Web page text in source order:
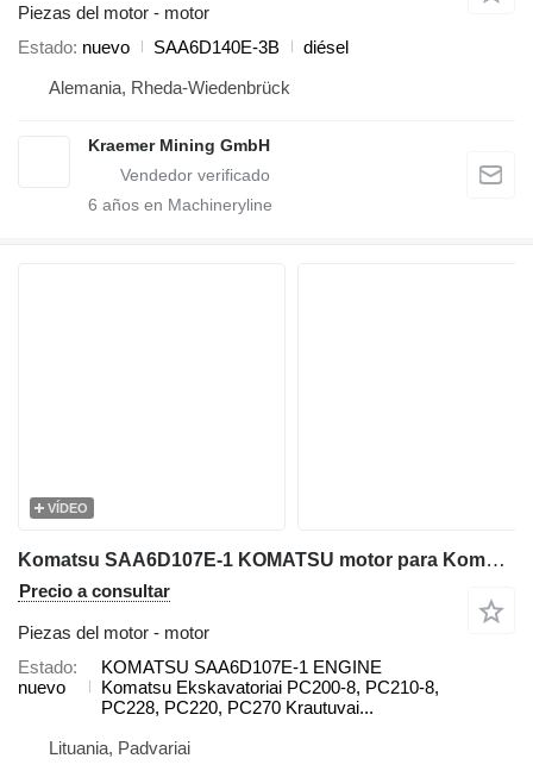
Piezas del motor - motor
Estado nuevo SAA6D140E-3B
diésel
Alemania, Rheda-Wiedenbrück
Kraemer Mining GmbH
6 años en Machineryline
VÍDEO
Komatsu SAA6D107E-1 KOMATSU motor para Komatsu PC200-8, PC210-8, PC228, PC220, PC270, WA200, WA250, WA270, WA320, WA380 excavadora
Precio a consultar
Piezas del motor - motor
Estado
nuevo
KOMATSU SAA6D107E-1 ENGINE
Komatsu Ekskavatoriai PC200-8, PC210-8,
PC228, PC220, PC270 Krautuvai...
Lituania, Padvariai